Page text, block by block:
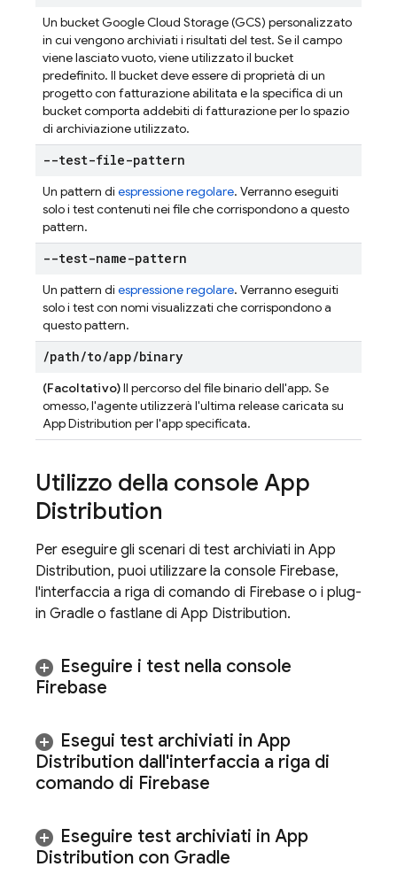
Un bucket Google Cloud Storage (GCS) personalizzato
in cui vengono archiviati i risultati del test. Se il campo
viene lasciato vuoto, viene utilizzato il bucket
predefinito. Il bucket deve essere di proprietà di un
progetto con fatturazione abilitata e la specifica di un
bucket comporta addebiti di fatturazione per lo spazio
di archiviazione utilizzato.
--test-file-pattern
Un pattern di espressione regolare. Verranno eseguiti
solo i test contenuti nei file che corrispondono a questo
pattern.
--test-name-pattern
Un pattern di espressione regolare. Verranno eseguiti
solo i test con nomi visualizzati che corrispondono a
questo pattern.
/path/to/app/binary
(Facoltativo)Il percorso del file binario dell'app. Se
omesso, l'agente utilizzerà l'ultima release caricata su
App Distribution per l'app specificata.
Utilizzo della console App
Distribution
Per eseguire gli scenari di test archiviati in App
Distribution, puoi utilizzare la console Firebase,
l'interfaccia a riga di comando di Firebase o i plug-
in Gradle o fastlane di App Distribution.
Eseguire i test nella console
Firebase
Esegui test archiviati in App
Distribution dall'interfaccia a riga di
comando di Firebase
Eseguire test archiviati in App
Distribution con Gradle